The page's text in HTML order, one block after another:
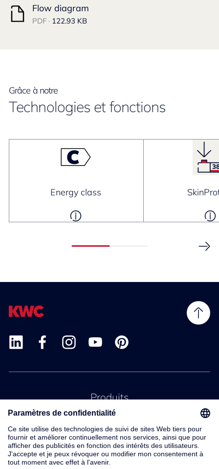
Flow diagram
PDF · 122.93 KB
Grâce à notre
Technologies et fonctions
Energy class
Produits
Service
Contact
À propos de nous